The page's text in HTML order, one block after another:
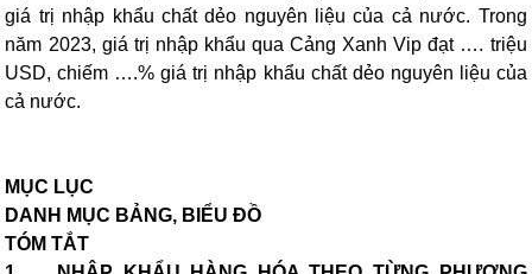
giá trị nhập khẩu chất dẻo nguyên liệu của cả nước. Trong
năm 2023, giá trị nhập khẩu qua Cảng Xanh Vip đạt …. triệu
USD, chiếm ….% giá trị nhập khẩu chất dẻo nguyên liệu của
cả nước.
MỤC LỤC
DANH MỤC BẢNG, BIỂU ĐỒ
TÓM TẮT